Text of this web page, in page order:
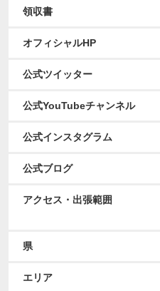
領収書
オフィシャルHP
公式ツイッター
公式YouTubeチャンネル
公式インスタグラム
公式ブログ
アクセス・出張範囲
県
エリア